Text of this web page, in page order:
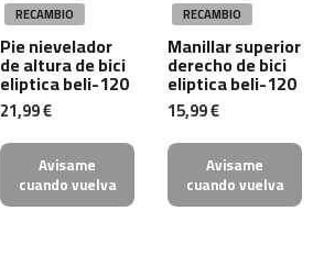
RECAMBIO
Pie nievelador
de altura de bici
eliptica beli-120
21,99 €
Avisame
cuando vuelva
RECAMBIO
Manillar superior
derecho de bici
eliptica beli-120
15,99 €
Avisame
cuando vuelva